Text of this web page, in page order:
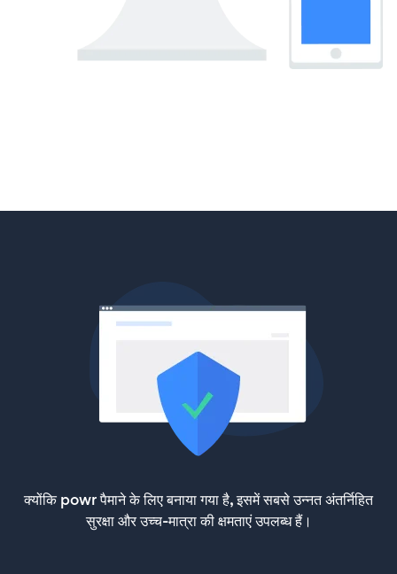
क्योंकि powr पैमाने के लिए बनाया गया है, इसमें सबसे उन्नत अंतर्निहित
सुरक्षा और उच्च-मात्रा की क्षमताएं उपलब्ध हैं।